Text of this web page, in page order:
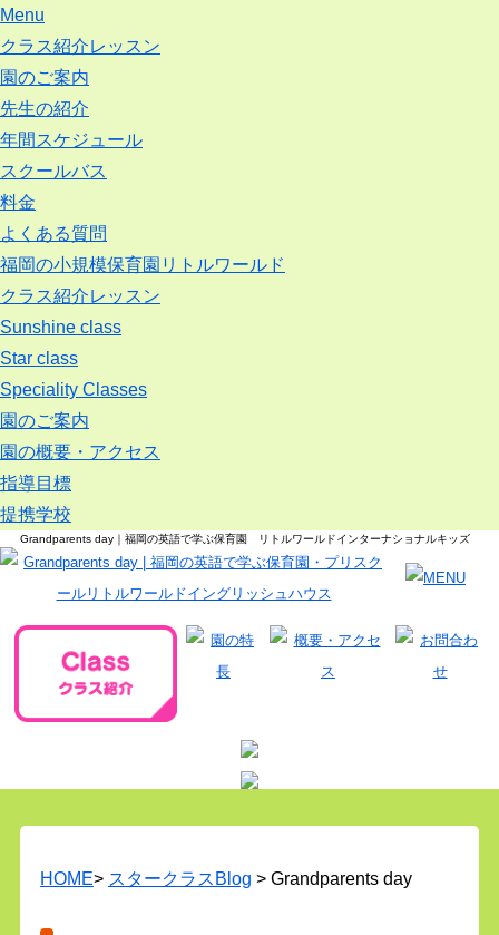
Menu
クラス紹介レッスン
園のご案内
先生の紹介
年間スケジュール
スクールバス
料金
よくある質問
福岡の小規模保育園リトルワールド
クラス紹介レッスン
Sunshine class
Star class
Speciality Classes
園のご案内
園の概要・アクセス
指導目標
提携学校
Grandparents day｜福岡の英語で学ぶ保育園 リトルワールドインターナショナルキッズ
HOME> スタークラスBlog > Grandparents day